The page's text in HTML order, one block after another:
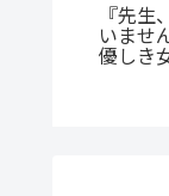
電車ま
『今朝
あらす
守る